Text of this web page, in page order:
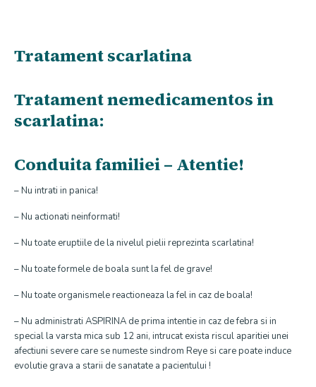
Tratament scarlatina
Tratament nemedicamentos in
scarlatina:
Conduita familiei – Atentie!
– Nu intrati in panica!
– Nu actionati neinformati!
– Nu toate eruptiile de la nivelul pielii reprezinta scarlatina!
– Nu toate formele de boala sunt la fel de grave!
– Nu toate organismele reactioneaza la fel in caz de boala!
– Nu administrati ASPIRINA de prima intentie in caz de febra si in
special la varsta mica sub 12 ani, intrucat exista riscul aparitiei unei
afectiuni severe care se numeste sindrom Reye si care poate induce
evolutie grava a starii de sanatate a pacientului !